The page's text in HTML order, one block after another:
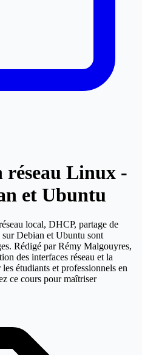
Linux -
et Ubuntu
local, DHCP, partage de
Debian et Ubuntu sont
Rédigé par Rémy Malgouyres,
des interfaces réseau et la
étudiants et professionnels en
ce cours pour maîtriser